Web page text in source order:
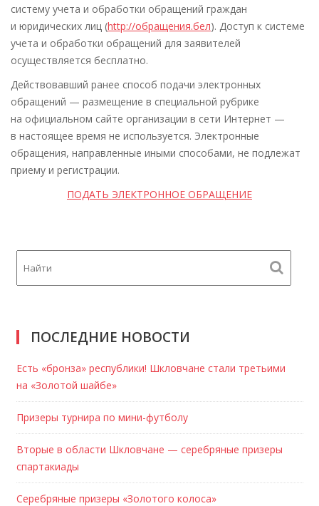
систему учета и обработки обращений граждан
и юридических лиц (http://обращения.бел). Доступ к системе
учета и обработки обращений для заявителей
осуществляется бесплатно.
Действовавший ранее способ подачи электронных
обращений — размещение в специальной рубрике
на официальном сайте организации в сети Интернет —
в настоящее время не используется. Электронные
обращения, направленные иными способами, не подлежат
приему и регистрации.
ПОДАТЬ ЭЛЕКТРОННОЕ ОБРАЩЕНИЕ
ПОСЛЕДНИЕ НОВОСТИ
Есть «бронза» республики! Шкловчане стали третьими
на «Золотой шайбе»
Призеры турнира по мини-футболу
Вторые в области Шкловчане — серебряные призеры
спартакиады
Серебряные призеры «Золотого колоса»